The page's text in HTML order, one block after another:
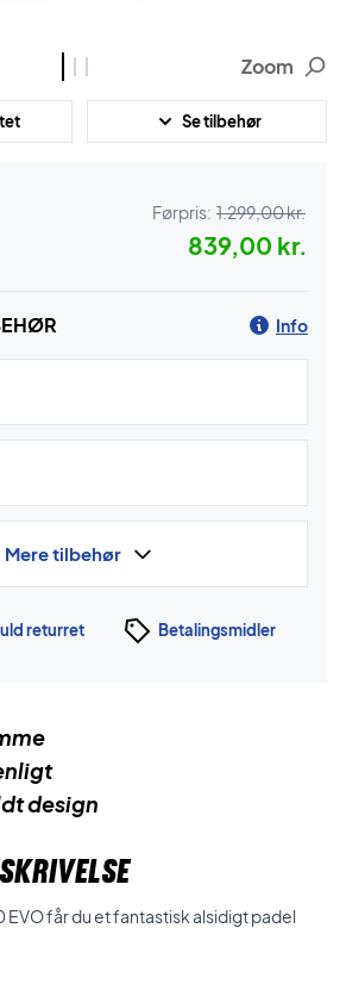
Zoom
Se tilbehør
Førpris: 1.299,00 kr.
839,00 kr.
Info
Mere tilbehør
returret Betalingsmidler
design
EVO får du et fantastisk alsidigt padel